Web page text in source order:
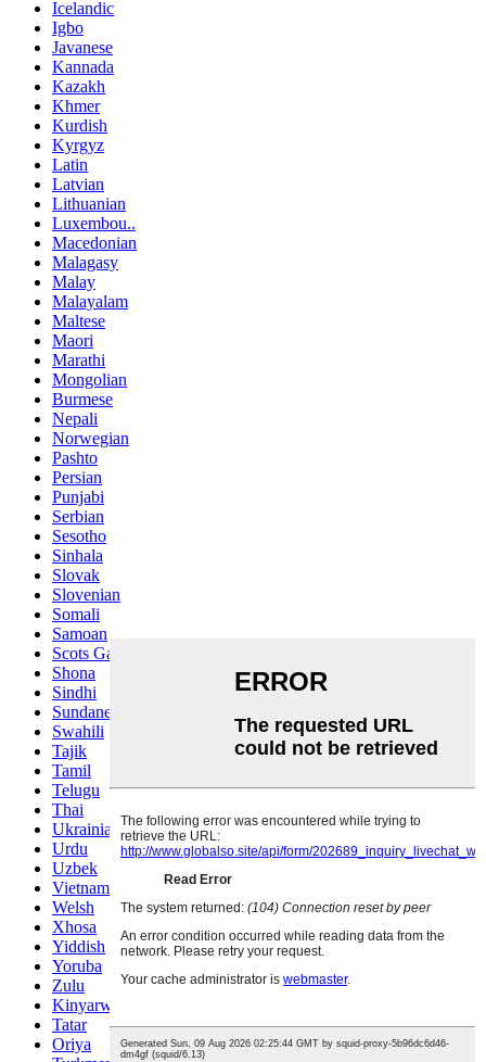
Icelandic
Igbo
Javanese
Kannada
Kazakh
Khmer
Kurdish
Kyrgyz
Latin
Latvian
Lithuanian
Luxembou..
Macedonian
Malagasy
Malay
Malayalam
Maltese
Maori
Marathi
Mongolian
Burmese
Nepali
Norwegian
Pashto
Persian
Punjabi
Serbian
Sesotho
Sinhala
Slovak
Slovenian
Somali
Samoan
Scots Gaelic
Shona
Sindhi
Sundanese
Swahili
Tajik
Tamil
Telugu
Thai
Ukrainian
Urdu
Uzbek
Vietnamese
Welsh
Xhosa
Yiddish
Yoruba
Zulu
Kinyarwanda
Tatar
Oriya